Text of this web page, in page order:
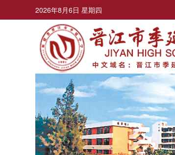
2026年8月6日 星期四